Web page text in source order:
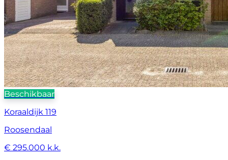
Beschikbaar
Koraaldijk 119
Roosendaal
€ 295.000 k.k.